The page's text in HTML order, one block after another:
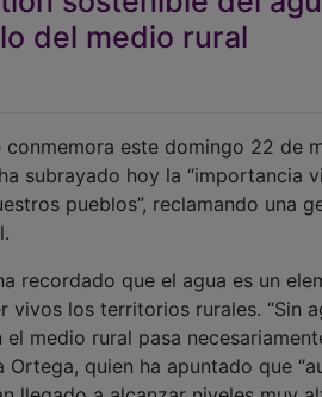
del medio rural
este domingo 22 de
subrayado hoy la “importancia
pueblos”, reclamando una
recordado que el agua es un
los territorios rurales. “Sin
medio rural pasa
quien ha apuntado que